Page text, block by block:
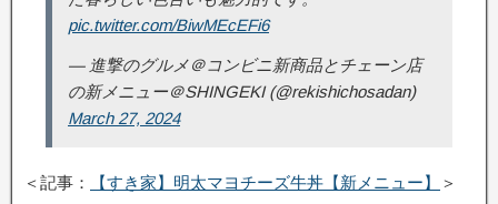
pic.twitter.com/BiwMEcEFi6
— 進撃のグルメ＠コンビニ新商品とチェーン店
の新メニュー＠SHINGEKI (@rekishichosadan)
March 27, 2024
＜記事： 【すき家】明太マヨチーズ牛丼【新メニュー】 ＞